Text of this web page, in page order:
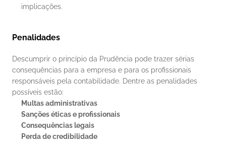
implicações.
Penalidades
Descumprir o princípio da Prudência pode trazer sérias
consequências para a empresa e para os profissionais
responsáveis pela contabilidade. Dentre as penalidades
possíveis estão:
Multas administrativas
Sanções éticas e profissionais
Consequências legais
Perda de credibilidade